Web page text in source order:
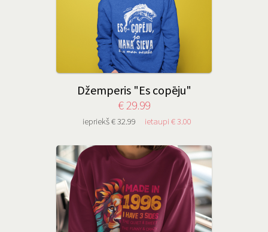
Džemperis "Es copēju"
€ 29.99
iepriekš € 32.99 ietaupi € 3.00